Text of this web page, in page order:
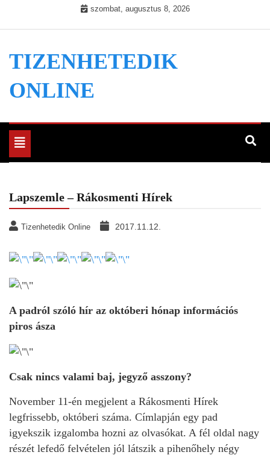
szombat, augusztus 8, 2026
TIZENHETEDIK
ONLINE
Toggle
navigation
Lapszemle – Rákosmenti Hírek
Tizenhetedik Online 2017.11.12.
A padról szóló hír az októberi hónap információs
piros ásza
Csak nincs valami baj, jegyző asszony?
November 11-én megjelent a Rákosmenti Hírek
legfrissebb, októberi száma. Címlapján egy pad
igyekszik izgalomba hozni az olvasókat. A fél oldal nagy
részét lefedő felvételen jól látszik a pihenőhely négy